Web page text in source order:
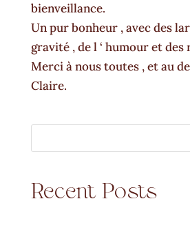
bienveillance.
Un pur bonheur , avec des
gravité , de l ‘ humour et des
Merci à nous toutes , et au
Claire.
Recent Posts